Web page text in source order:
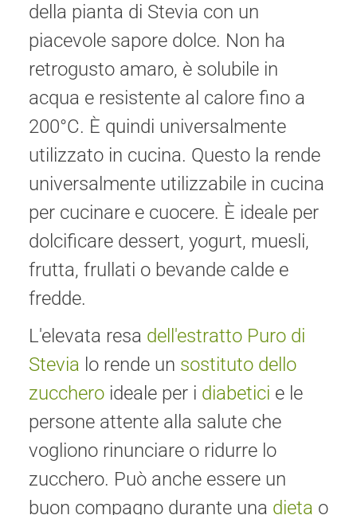
della pianta di Stevia con un
piacevole sapore dolce. Non ha
retrogusto amaro, è solubile in
acqua e resistente al calore fino a
200°C. È quindi universalmente
utilizzato in cucina. Questo la rende
universalmente utilizzabile in cucina
per cucinare e cuocere. È ideale per
dolcificare dessert, yogurt, muesli,
frutta, frullati o bevande calde e
fredde.
L'elevata resa dell'estratto Puro di
Stevia lo rende un sostituto dello
zucchero ideale per i diabetici e le
persone attente alla salute che
vogliono rinunciare o ridurre lo
zucchero. Può anche essere un
buon compagno durante una dieta o